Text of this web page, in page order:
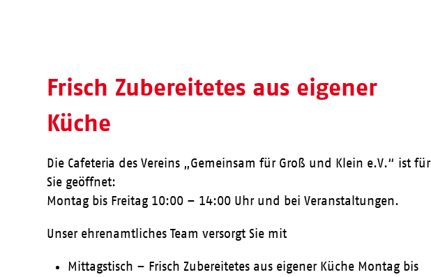
Frisch Zubereitetes aus eigener
Küche
Die Cafeteria des Vereins „Gemeinsam für Groß und Klein e.V.“ ist für
Sie geöffnet:
Montag bis Freitag 10:00 – 14:00 Uhr und bei Veranstaltungen.
Unser ehrenamtliches Team versorgt Sie mit
Mittagstisch – Frisch Zubereitetes aus eigener Küche Montag bis